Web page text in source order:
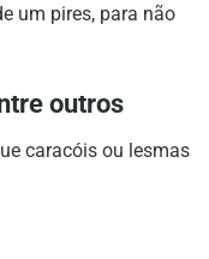
um pires, para não
outros
caracóis ou lesmas